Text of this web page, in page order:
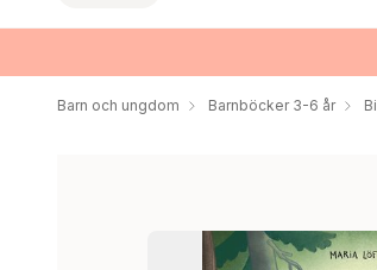
Barn och ungdom Barnböcker 3-6 år